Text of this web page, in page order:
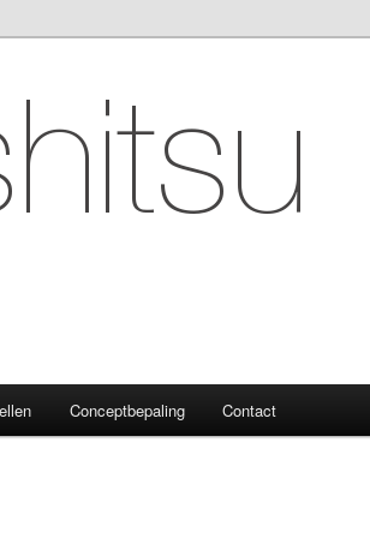
Conceptbepaling Contact